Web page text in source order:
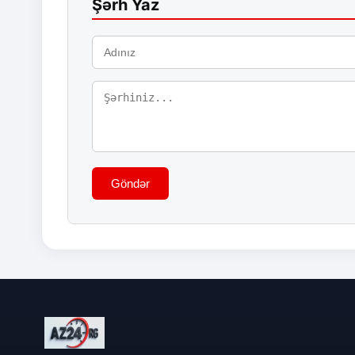
Şərh Yaz
Göndər